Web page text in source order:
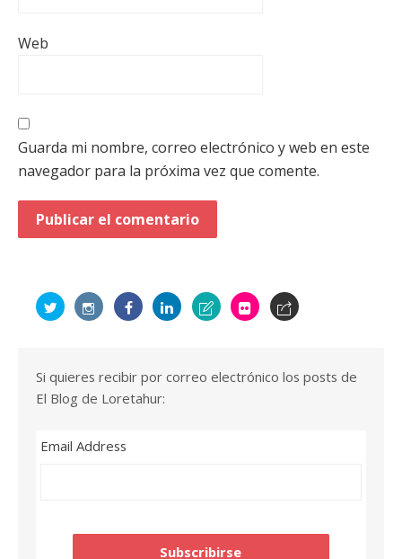
Web
Guarda mi nombre, correo electrónico y web en este
navegador para la próxima vez que comente.
Si quieres recibir por correo electrónico los posts de
El Blog de Loretahur:
Email Address